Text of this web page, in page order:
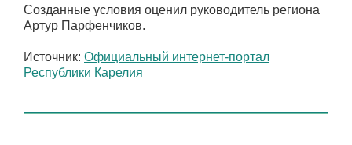
Созданные условия оценил руководитель региона
Артур Парфенчиков.
Источник: Официальный интернет-портал
Республики Карелия